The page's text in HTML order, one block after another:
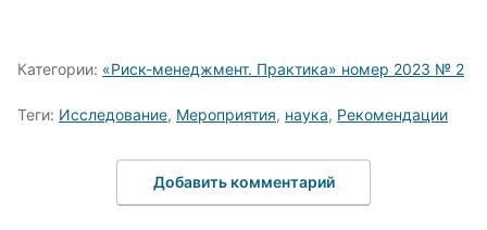
Категории: «Риск-менеджмент. Практика» номер 2023 № 2
Теги: Исследование, Мероприятия, наука, Рекомендации
Добавить комментарий